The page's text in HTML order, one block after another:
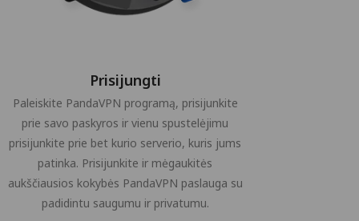
Prisijungti
Paleiskite PandaVPN programą, prisijunkite
prie savo paskyros ir vienu spustelėjimu
prisijunkite prie bet kurio serverio, kuris jums
patinka. Prisijunkite ir mėgaukitės
aukščiausios kokybės PandaVPN paslauga su
padidintu saugumu ir privatumu.